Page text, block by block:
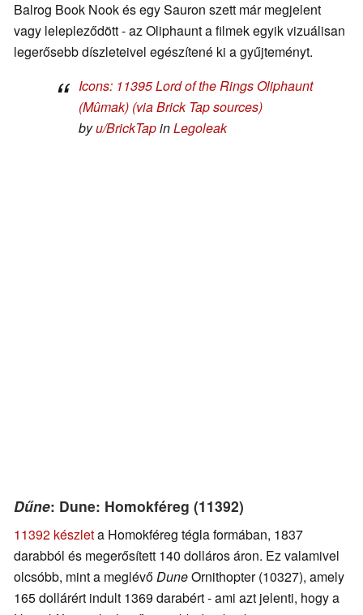
Balrog Book Nook és egy Sauron szett már megjelent
vagy lelepleződött - az Oliphaunt a filmek egyik vizuálisan
legerősebb díszleteivel egészítené ki a gyűjteményt.
Icons: 11395 Lord of the Rings Oliphaunt
(Mûmak) (via Brick Tap sources)
byu/BrickTapinLegoleak
Dűne: Dune: Homokféreg (11392)
11392 készleta Homokféreg tégla formában, 1837
darabból és megerősített 140 dolláros áron. Ez valamivel
olcsóbb, mint a meglévőDuneOrnithopter (10327), amely
165 dollárért indult 1369 darabért - ami azt jelenti, hogy a